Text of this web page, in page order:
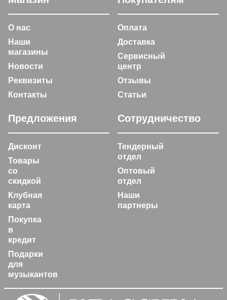
О нас
Наши
магазины
Новости
Реквизиты
Контакты
Оплата
Доставка
Сервисный
центр
Отзывы
Статьи
Предложения
Дисконт
Товары
со
скидкой
Клубная
карта
Покупка
в
кредит
Подарки
для
музыкантов
Сотрудничество
Тендерный
отдел
Оптовый
отдел
Наши
партнеры